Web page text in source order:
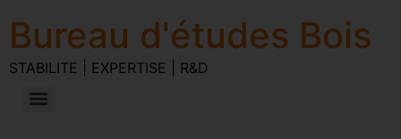
Bureau d'études Bois
STABILITE | EXPERTISE | R&D